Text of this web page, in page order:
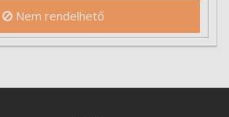
Nem rendelhető